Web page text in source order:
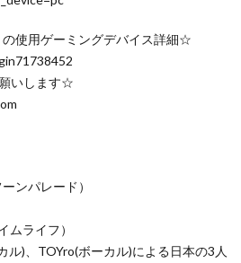
使用ゲーミングデバイス詳細☆
いします☆
ンパレード）
ムライフ）
ル)、TOYro(ボーカル)による日本の3人